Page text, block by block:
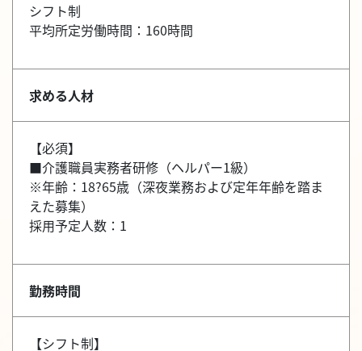
シフト制
平均所定労働時間：160時間
求める人材
【必須】
■介護職員実務者研修（ヘルパー1級）
※年齢：18?65歳（深夜業務および定年年齢を踏ま
えた募集）
採用予定人数：1
勤務時間
【シフト制】